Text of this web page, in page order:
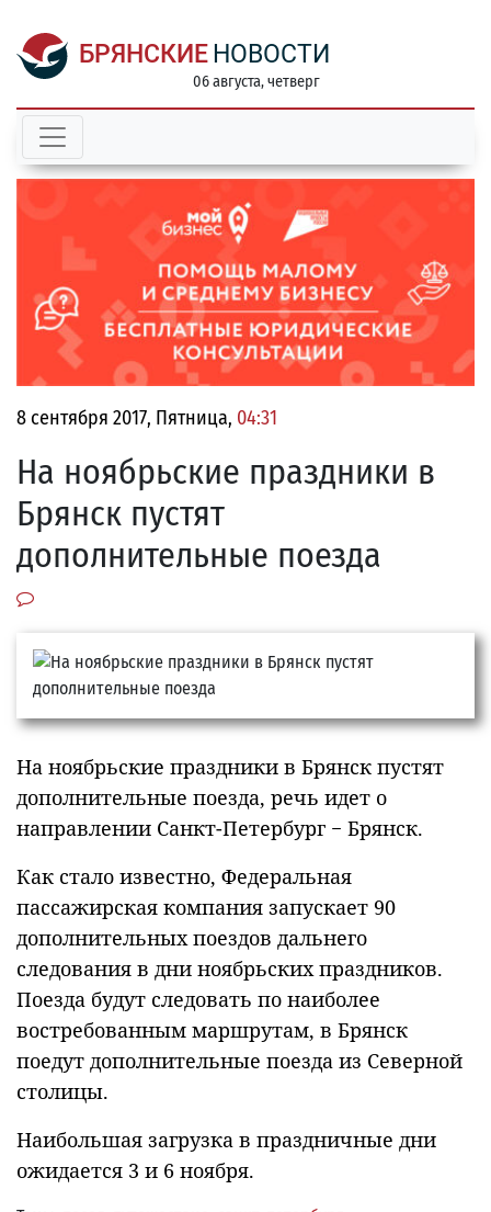
БРЯНСКИЕ НОВОСТИ
06 августа, четверг
8 сентября 2017, Пятница, 04:31
На ноябрьские праздники в
Брянск пустят
дополнительные поезда
На ноябрьские праздники в Брянск пустят
дополнительные поезда, речь идет о
направлении Санкт-Петербург − Брянск.
Как стало известно, Федеральная
пассажирская компания запускает 90
дополнительных поездов дальнего
следования в дни ноябрьских праздников.
Поезда будут следовать по наиболее
востребованным маршрутам, в Брянск
поедут дополнительные поезда из Северной
столицы.
Наибольшая загрузка в праздничные дни
ожидается 3 и 6 ноября.